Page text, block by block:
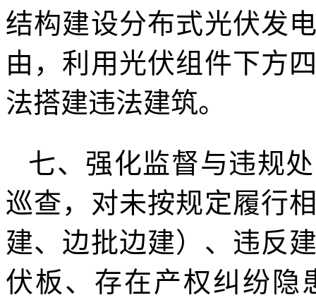
结构建设分布式光伏发
由，利用光伏组件下方
法搭建违法建筑。
七、强化监督与违规
巡查，对未按规定履行
建、边批边建）、违反
伏板、存在产权纠纷隐